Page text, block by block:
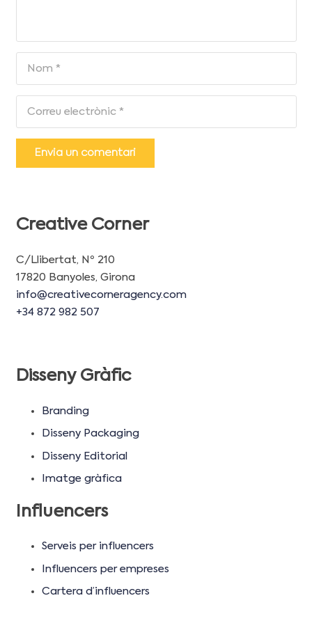
Envia un comentari
Creative Corner
C/Llibertat, Nº 210
17820 Banyoles, Girona
info@creativecorneragency.com
+34 872 982 507
Disseny Gràfic
Branding
Disseny Packaging
Disseny Editorial
Imatge gràfica
Influencers
Serveis per influencers
Influencers per empreses
Cartera d’influencers